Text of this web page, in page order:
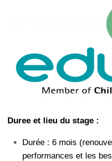
Duree et lieu du stage :
Durée : 6 mois
performances et les